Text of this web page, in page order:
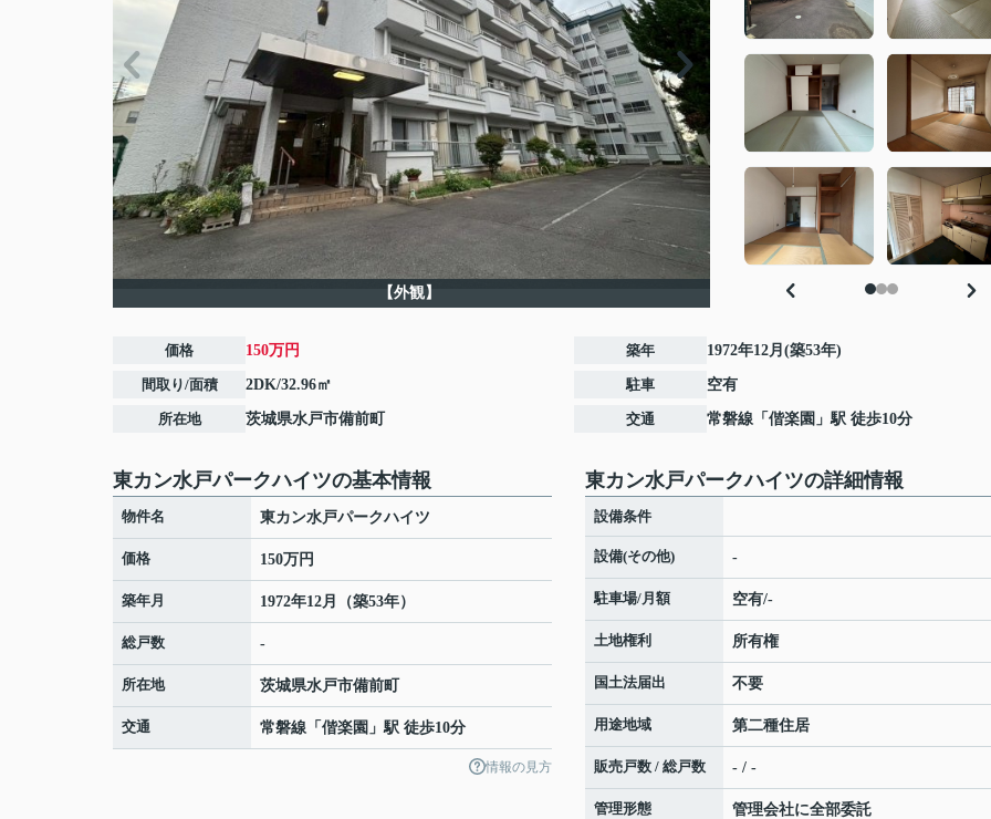
【外観】
価格 150万円
間取り/面積 2DK/32.96㎡
所在地 茨城県水戸市備前町
築年 1972年12月(築53年)
駐車 空有
交通 常磐線 「 偕楽園 」駅 徒歩10分
東カン水戸パークハイツの基本情報
物件名 東カン水戸パークハイツ
価格 150万円
築年月 1972年12月（築53年）
総戸数 -
所在地 茨城県水戸市備前町
交通 常磐線 「 偕楽園 」駅 徒歩10分
情報の見方
東カン水戸パークハイツの詳細情報
設備条件
設備(その他) -
駐車場/月額 空有/-
土地権利 所有権
国土法届出 不要
用途地域 第二種住居
販売戸数 / 総戸数 - / -
管理形態 管理会社に全部委託